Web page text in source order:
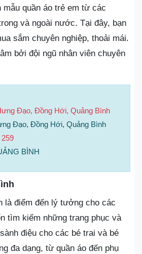
mẫu quần áo trẻ em từ các
và ngoài nước. Tại đây, bạn
sắm chuyên nghiệp, thoải mái.
bởi đội ngũ nhân viên chuyên
Đạo, Đồng Hới, Quảng Bình
Đạo, Đồng Hới, Quảng Bình
259
BÌNH
là điểm đến lý tưởng cho các
tìm kiếm những trang phục và
điệu cho các bé trai và bé
đa dạng, từ quần áo đến phụ